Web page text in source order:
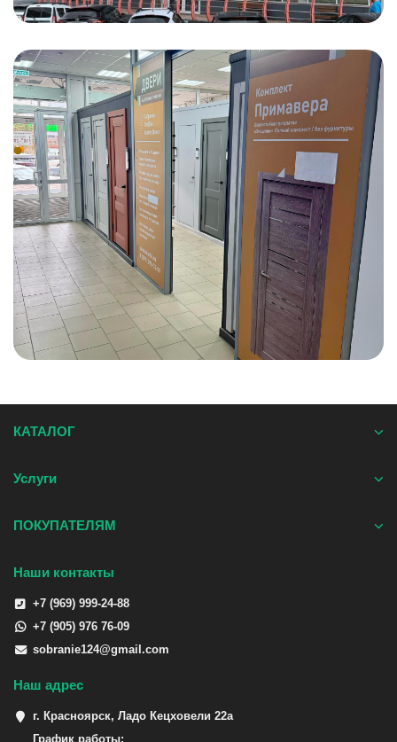
КАТАЛОГ
Услуги
ПОКУПАТЕЛЯМ
Наши контакты
+7 (969) 999-24-88
+7 (905) 976 76-09
sobranie124@gmail.com
Наш адрес
г. Красноярск, Ладо Кецховели 22а
График работы: